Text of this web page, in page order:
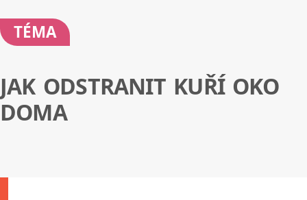
TÉMA
JAK ODSTRANIT KUŘÍ OKO
DOMA